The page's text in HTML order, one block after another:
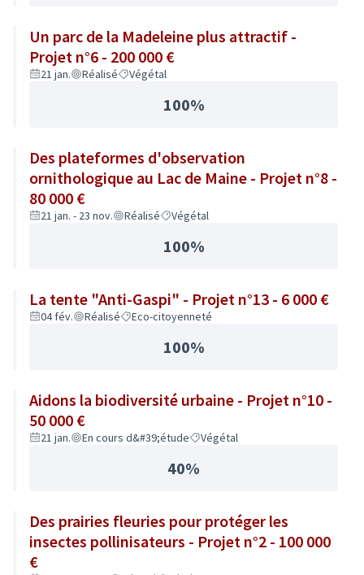
Un parc de la Madeleine plus attractif -
Projet n°6 - 200 000 €
21 jan. Réalisé Végétal
100%
Des plateformes d'observation
ornithologique au Lac de Maine - Projet n°8 -
80 000 €
21 jan. - 23 nov. Réalisé Végétal
100%
La tente "Anti-Gaspi" - Projet n°13 - 6 000 €
04 fév. Réalisé Eco-citoyenneté
100%
Aidons la biodiversité urbaine - Projet n°10 -
50 000 €
21 jan. En cours d&#39;étude Végétal
40%
Des prairies fleuries pour protéger les
insectes pollinisateurs - Projet n°2 - 100 000
€